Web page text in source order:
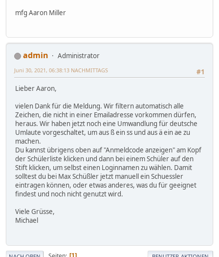
mfg Aaron Miller
admin
Administrator
#1
Juni 30, 2021, 06:38:13 NACHMITTAGS
Lieber Aaron,
vielen Dank für die Meldung. Wir filtern automatisch alle
Zeichen, die nicht in einer Emailadresse vorkommen dürfen,
heraus. Wir haben jetzt noch eine Umwandlung für deutsche
Umlaute vorgeschaltet, um aus ß ein ss und aus ä ein ae zu
machen.
Du kannst übrigens oben auf "Anmeldcode anzeigen" am Kopf
der Schülerliste klicken und dann bei einem Schüler auf den
Stift klicken, um selbst einen Loginnamen zu wählen. Damit
solltest du bei Max Schüßler jetzt manuell ein Schuessler
eintragen können, oder etwas anderes, was du für geeignet
findest und noch nicht genutzt wird.
Viele Grüsse,
Michael